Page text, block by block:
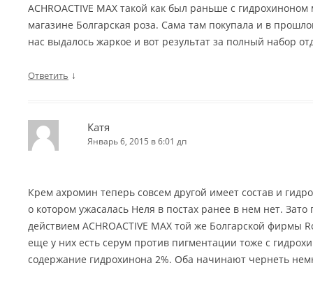
ACHROACTIVE MAX такой как был раньше с
магазине Болгарская роза. Сама там покупала и в
нас выдалось жаркое и вот результат за полный набор
Ответить ↓
Катя
Январь 6, 2015 в 6:01 дп
Крем ахромин теперь совсем другой имеет состав и
о котором ужасалась Неля в постах ранее в нем нет.
действием ACHROACTIVE MAX той же Болгарской фирмы
еще у них есть серум против пигментации тоже с
содержание гидрохинона 2%. Оба начинают чернеть